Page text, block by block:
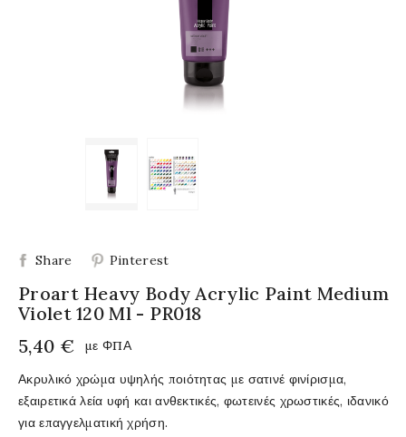
Share Pinterest
Proart Heavy Body Acrylic Paint Medium
Violet 120 Ml - PR018
5,40 €
με ΦΠΑ
Ακρυλικό χρώμα υψηλής ποιότητας με σατινέ φινίρισμα,
εξαιρετικά λεία υφή και ανθεκτικές, φωτεινές χρωστικές, ιδανικό
για επαγγελματική χρήση.